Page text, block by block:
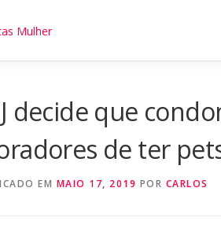
decide que
de ter
EM MAIO 17, 2019 POR CARLOS